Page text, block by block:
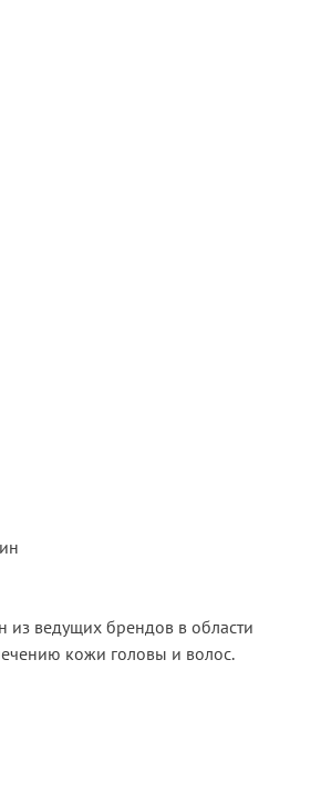
из ведущих брендов в области
кожи головы и волос.